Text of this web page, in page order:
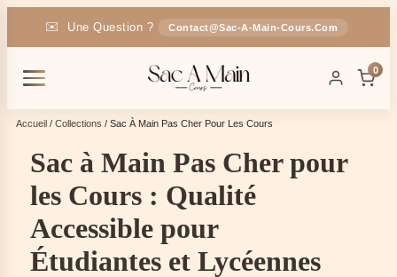
✉️ Une Question ? Contact@sac-A-Main-Cours.com
Livraison OFFERTE En France
🎁 -5% Code : SAC5
0
Accueil / Collections / Sac À Main Pas Cher Pour Les Cours
Sac à Main Pas Cher pour
les Cours : Qualité
Accessible pour
Étudiantes et Lycéennes